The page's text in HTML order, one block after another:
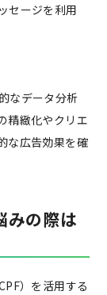
セージを利用
なデータ分析
精緻化やクリエ
な広告効果を確
みの際は
）を活用する